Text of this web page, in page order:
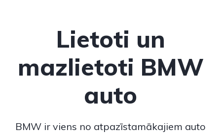
Lietoti un
mazlietoti BMW
auto
BMW ir viens no atpazīstamākajiem auto